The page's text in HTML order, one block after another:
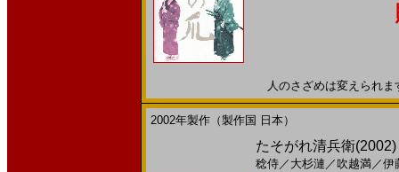
人のさざめは変えられ
2002年製作（製作国 日本）
たそがれ清兵衛
稔侍／ 大杉漣 ／ 吹越満／伊